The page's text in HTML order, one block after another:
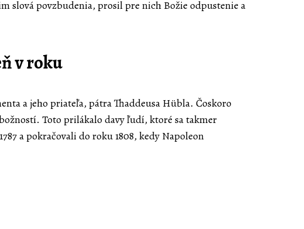
slová povzbudenia, prosil pre nich Božie odpustenie a
v roku
a jeho priateľa, pátra Thaddeusa Hübla. Čoskoro
Toto prilákalo davy ľudí, ktoré sa takmer
a pokračovali do roku 1808, kedy Napoleon